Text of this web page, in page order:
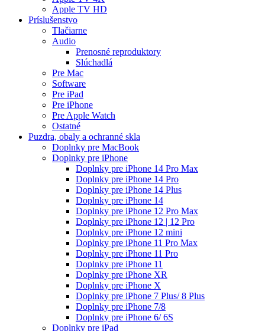
Apple TV HD
Príslušenstvo
Tlačiarne
Audio
Prenosné reproduktory
Slúchadlá
Pre Mac
Software
Pre iPad
Pre iPhone
Pre Apple Watch
Ostatné
Puzdra, obaly a ochranné skla
Doplnky pre MacBook
Doplnky pre iPhone
Doplnky pre iPhone 14 Pro Max
Doplnky pre iPhone 14 Pro
Doplnky pre iPhone 14 Plus
Doplnky pre iPhone 14
Doplnky pre iPhone 12 Pro Max
Doplnky pre iPhone 12 | 12 Pro
Doplnky pre iPhone 12 mini
Doplnky pre iPhone 11 Pro Max
Doplnky pre iPhone 11 Pro
Doplnky pre iPhone 11
Doplnky pre iPhone XR
Doplnky pre iPhone X
Doplnky pre iPhone 7 Plus/ 8 Plus
Doplnky pre iPhone 7/8
Doplnky pre iPhone 6/ 6S
Doplnky pre iPad